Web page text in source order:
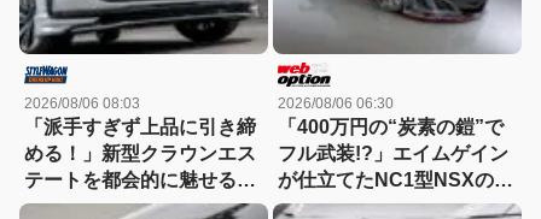
2026/08/06 08:03
「派手すぎず上品に引き締
める！」新型クラウンエス
テートを都会的に魅せる、
モデリスタのディーラーで
2026/08/06 06:30
「400万円の“炭素の鎧”で
フル武装!?」エイムゲイン
が仕立てたNC1型NSXの本
気